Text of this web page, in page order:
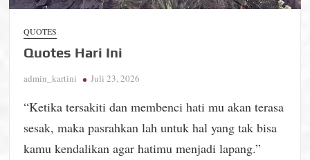
QUOTES
Quotes Hari Ini
admin_kartini Juli 23, 2026
“Ketika tersakiti dan membenci hati mu akan terasa
sesak, maka pasrahkan lah untuk hal yang tak bisa
kamu kendalikan agar hatimu menjadi lapang.”